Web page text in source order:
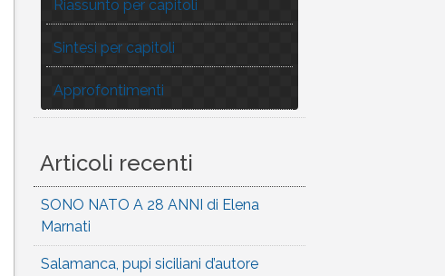
Riassunto per capitoli
Sintesi per capitoli
Approfontimenti
Articoli recenti
SONO NATO A 28 ANNI di Elena
Marnati
Salamanca, pupi siciliani d’autore